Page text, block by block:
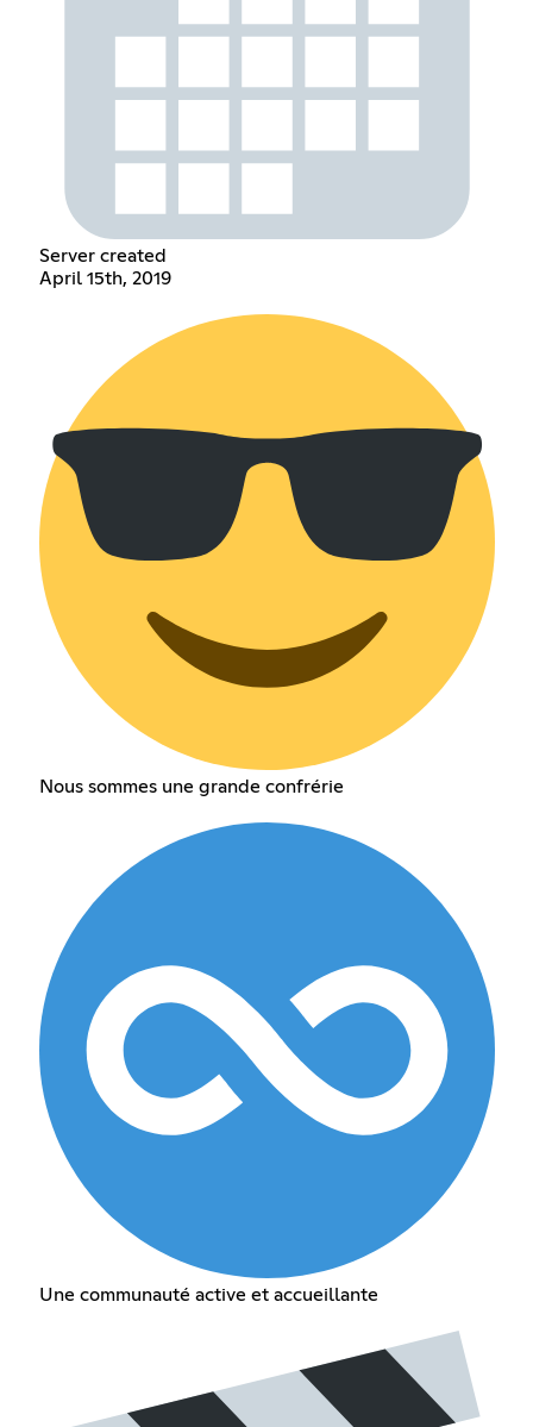
Server created
April 15th, 2019
Nous sommes une grande confrérie
Une communauté active et accueillante